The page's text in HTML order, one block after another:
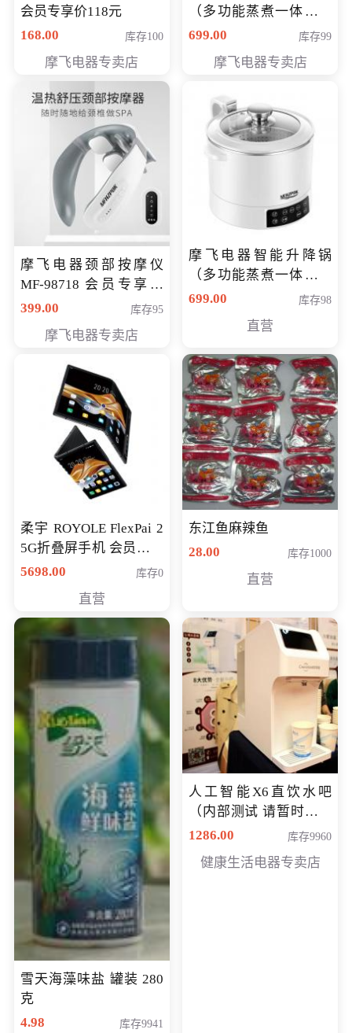
会员专享价118元
168.00
库存100
摩飞电器专卖店
（多功能蒸煮一体锅）
（智能升降养生锅） 会
699.00 库存99
摩飞电器专卖店
摩飞电器颈部按摩仪
MF-98718 会员专享价
299元
399.00 库存95
摩飞电器专卖店
摩飞电器智能升降锅
（多功能蒸煮一体锅）
（智能升降养生锅） 会
699.00 库存98
直营
柔宇 ROYOLE FlexPai 2
5G折叠屏手机 会员专享
购买价格 4998元
5698.00 库存0
直营
东江鱼麻辣鱼
28.00
库存1000
直营
雪天海藻味盐 罐装 280
克
4.98
库存9941
人工智能X6直饮水吧
（内部测试 请暂时不要
购买）
1286.00 库存9960
健康生活电器专卖店